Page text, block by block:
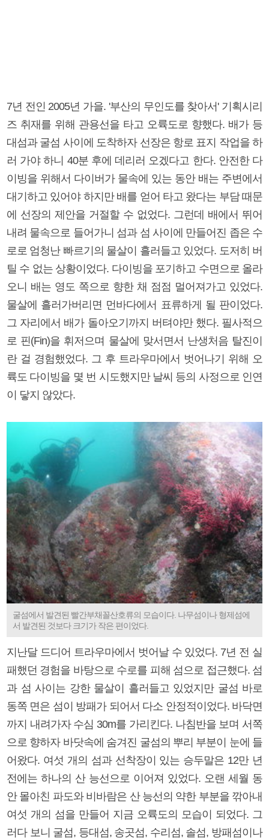
7년 전인 2005년 가을. '부산의 무인도를 찾아서' 기획시리
즈 취재를 위해 관용선을 타고 오륙도로 향했다. 배가 등
대섬과 굴섬 사이에 도착하자 선장은 항로 표지 작업을 하
러 가야 하니 40분 후에 데리러 오겠다고 한다. 안전한 다
이빙을 위해서 다이버가 물속에 있는 동안 배는 주변에서
대기하고 있어야 하지만 배를 얻어 타고 왔다는 부담 때문
에 선장의 제안을 거절할 수 없었다. 그런데 배에서 뛰어
내려 물속으로 들어가니 섬과 섬 사이에 만들어진 좁은 수
로로 엄청난 빠르기의 물살이 흘러들고 있었다. 도저히 버
틸 수 없는 상황이었다. 다이빙을 포기하고 수면으로 올라
오니 배는 영도 쪽으로 향한 채 점점 멀어져가고 있었다.
물살에 흘러가버리면 먼바다에서 표류하게 될 판이었다.
그 자리에서 배가 돌아오기까지 버텨야만 했다. 필사적으
로 핀(Fin)을 휘저으며 물살에 맞서면서 난생처음 탈진이
란 걸 경험했었다. 그 후 트라우마에서 벗어나기 위해 오
륙도 다이빙을 몇 번 시도했지만 날씨 등의 사정으로 인연
이 닿지 않았다.
굴섬에서 발견된 빨간부채꼴산호류의 모습이다. 나무섬이나 형제섬에
서 발견된 것보다 크기가 작은 편이었다.
지난달 드디어 트라우마에서 벗어날 수 있었다. 7년 전 실
패했던 경험을 바탕으로 수로를 피해 섬으로 접근했다. 섬
과 섬 사이는 강한 물살이 흘러들고 있었지만 굴섬 바로
동쪽 면은 섬이 방패가 되어서 다소 안정적이었다. 바닥면
까지 내려가자 수심 30m를 가리킨다. 나침반을 보며 서쪽
으로 향하자 바닷속에 숨겨진 굴섬의 뿌리 부분이 눈에 들
어왔다. 여섯 개의 섬과 선착장이 있는 승두말은 12만 년
전에는 하나의 산 능선으로 이어져 있었다. 오랜 세월 동
안 몰아친 파도와 비바람은 산 능선의 약한 부분을 깎아내
여섯 개의 섬을 만들어 지금 오륙도의 모습이 되었다. 그
러다 보니 굴섬, 등대섬, 송곳섬, 수리섬, 솔섬, 방패섬이나